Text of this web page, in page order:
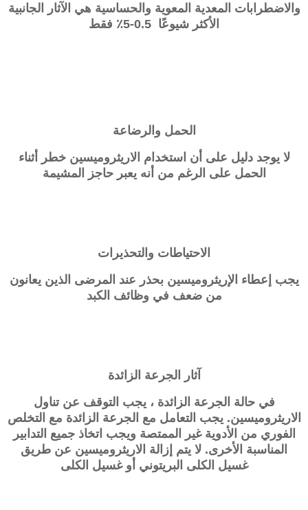
والاضطرابات المعدية المعوية والحساسية هي الآثار الجانبية
الأكثر شيوعًا 0.5-5٪ فقط
الحمل والرضاعة
لا يوجد دليل على أن استخدام الاريثروميسين خطر أثناء
الحمل على الرغم من أنه يعبر حاجز المشيمة
الاحتياطات والتحذيرات
يجب إعطاء الإريثروميسين بحذر عند المرضى الذين يعانون
من ضعف في وظائف الكبد
آثار الجرعة الزائدة
في حالة الجرعة الزائدة ، يجب التوقف عن تناول
الاريثروميسين. يجب التعامل مع الجرعة الزائدة مع التخلص
الفوري من الأدوية غير الممتصة ويجب اتخاذ جميع التدابير
المناسبة الأخرى. لا يتم إزالة الاريثروميسين عن طريق
غسيل الكلى البريتوني أو غسيل الكلى